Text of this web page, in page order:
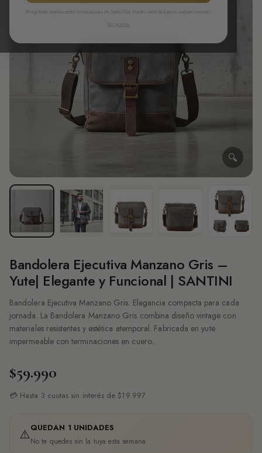
🔍
Bandolera Ejecutiva Manzano Gris –
Yute| Elegante y Funcional | SANTINI
Bandolera Ejecutiva Manzano Gris. Elegancia compacta para cada
jornada. La Bandolera Manzano Gris combina diseño vintage con
materiales resistentes y estética atemporal. Fabricada en yute
impermeable con terminaciones en cuero...
$59.990
💳 Hasta 3 cuotas sin interés de $19.997
⚠️QUEDAN 1 UNIDADES
No te quedes sin la tuya esta semana.
Al registrarte aceptas recibir comunicaciones de Santini Chile. Puedes darte de baja en cualquier momento.